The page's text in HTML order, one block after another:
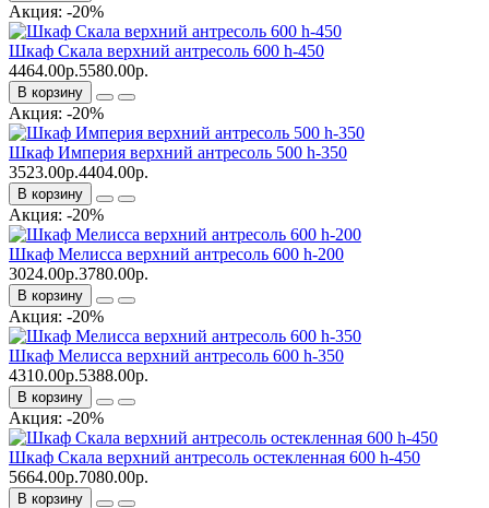
Акция: -20%
Шкаф Скала верхний антресоль 600 h-450
4464.00р.5580.00р.
В корзину
Акция: -20%
Шкаф Империя верхний антресоль 500 h-350
3523.00р.4404.00р.
В корзину
Акция: -20%
Шкаф Мелисса верхний антресоль 600 h-200
3024.00р.3780.00р.
В корзину
Акция: -20%
Шкаф Мелисса верхний антресоль 600 h-350
4310.00р.5388.00р.
В корзину
Акция: -20%
Шкаф Скала верхний антресоль остекленная 600 h-450
5664.00р.7080.00р.
В корзину